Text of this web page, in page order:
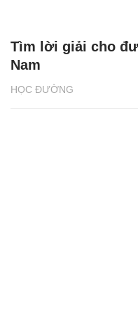
HỌC ĐƯỜNG
Tìm lời giải cho
Nam